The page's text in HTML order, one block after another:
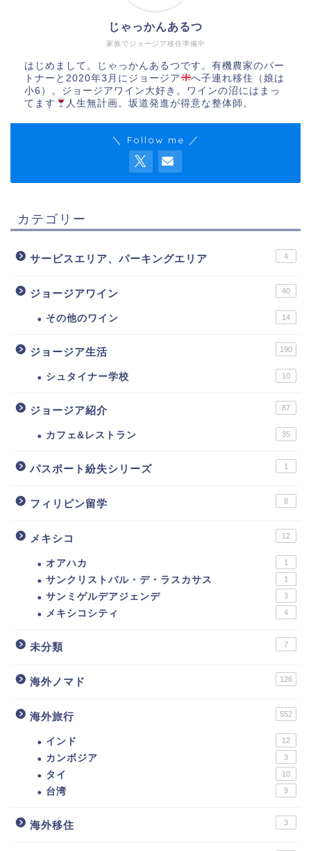
家族でジョージア移住準備中
じゃっかんあるつ
はじめまして。じゃっかんあるつです。有機農家のパー
トナーと2020年3月にジョージア
へ子連れ移住（娘は
小6）。ジョージアワイン大好き。ワインの沼にはまっ
てます
人生無計画。坂道発進が得意な整体師。
＼ Follow me ／
カテゴリー
サービスエリア、パーキングエリア 4
ジョージアワイン 40
その他のワイン 14
ジョージア生活 190
シュタイナー学校 10
ジョージア紹介 87
カフェ&レストラン 35
パスポート紛失シリーズ 1
フィリピン留学 8
メキシコ 12
オアハカ 1
サンクリストバル・デ・ラスカサス 1
サンミゲルデアジェンデ 3
メキシコシティ 4
未分類 7
海外ノマド 126
海外旅行 552
インド 12
カンボジア 3
タイ 10
台湾 9
海外移住 3